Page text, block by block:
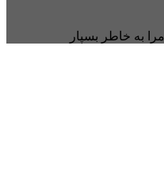
مرا به خاطر بسپار